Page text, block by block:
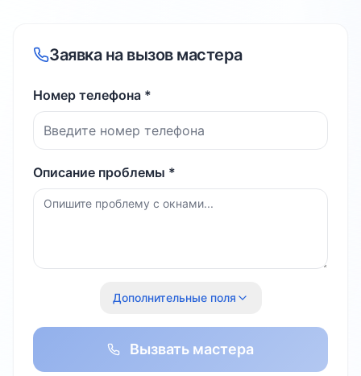
Заявка на вызов мастера
Номер телефона *
Описание проблемы *
Дополнительные поля
Вызвать мастера